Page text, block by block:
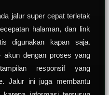
jalur super cepat terletak
halaman, dan link
digunakan kapan saja.
akun dengan proses yang
responsif yang
Jalur ini juga membantu